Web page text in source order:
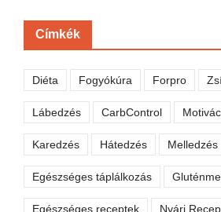
Címkék
Diéta Fogyókúra Forpro
Lábedzés CarbControl
Karedzés Hátedzés Melledzés
Egészséges táplálkozás
Egészséges receptek Nyári